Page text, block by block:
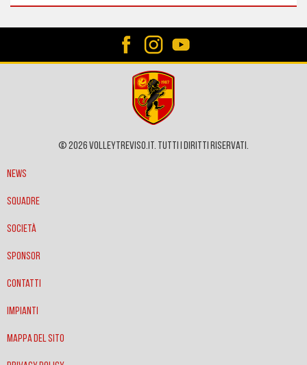
© 2026 VOLLEYTREVISO.IT. Tutti i diritti riservati.
News
Squadre
Società
Sponsor
Contatti
Impianti
Mappa del sito